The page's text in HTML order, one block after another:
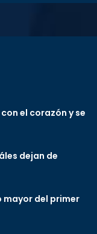
el corazón y se
dejan de
mayor del primer